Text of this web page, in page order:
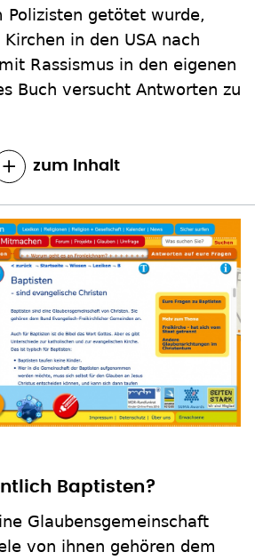
Polizisten getötet wurde,
in den USA nach
Rassismus in den eigenen
Buch versucht Antworten zu
zum Inhalt
Baptisten?
Glaubensgemeinschaft
von ihnen gehören dem